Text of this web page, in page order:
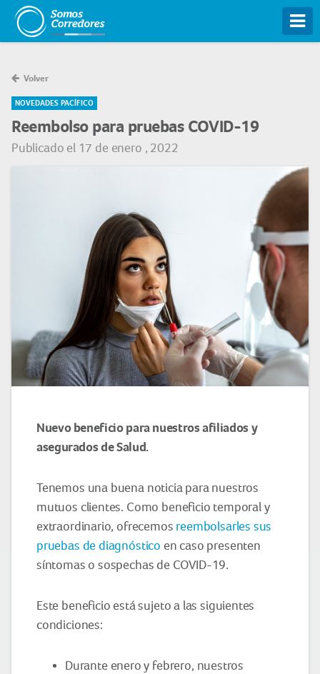
Volver
NOVEDADES PACÍFICO
Reembolso para pruebas COVID-19
Publicado el 17 de enero , 2022
Nuevo beneficio para nuestros afiliados y
asegurados de Salud.
Tenemos una buena noticia para nuestros
mutuos clientes. Como beneficio temporal y
extraordinario, ofrecemos reembolsarles sus
pruebas de diagnóstico en caso presenten
síntomas o sospechas de COVID-19.
Este beneficio está sujeto a las siguientes
condiciones:
Durante enero y febrero, nuestros